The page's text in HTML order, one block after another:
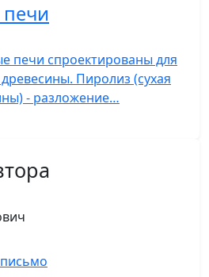
печи спроектированы для
Пиролиз (сухая
- разложение…